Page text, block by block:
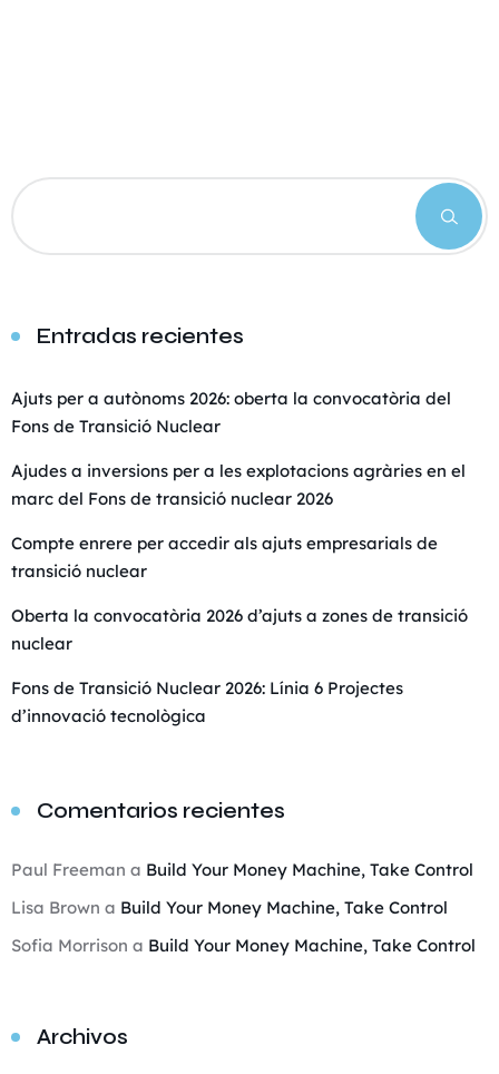
Entradas recientes
Ajuts per a autònoms 2026: oberta la convocatòria del
Fons de Transició Nuclear
Ajudes a inversions per a les explotacions agràries en el
marc del Fons de transició nuclear 2026
Compte enrere per accedir als ajuts empresarials de
transició nuclear
Oberta la convocatòria 2026 d’ajuts a zones de transició
nuclear
Fons de Transició Nuclear 2026: Línia 6 Projectes
d’innovació tecnològica
Comentarios recientes
Paul Freeman a Build Your Money Machine, Take Control
Lisa Brown a Build Your Money Machine, Take Control
Sofia Morrison a Build Your Money Machine, Take Control
Archivos